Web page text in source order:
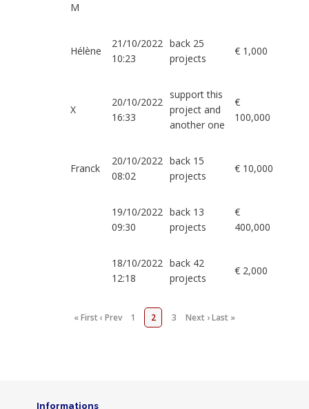
M
Hélène
21/10/2022
10:23
back 25
projects
€ 1,000
X
20/10/2022
16:33
support this
project and
another one
€
100,000
Franck
20/10/2022
08:02
back 15
projects
€ 10,000
19/10/2022
09:30
back 13
projects
€
400,000
18/10/2022
12:18
back 42
projects
€ 2,000
« First‹ Prev 1 2 3 Next ›Last »
Informations